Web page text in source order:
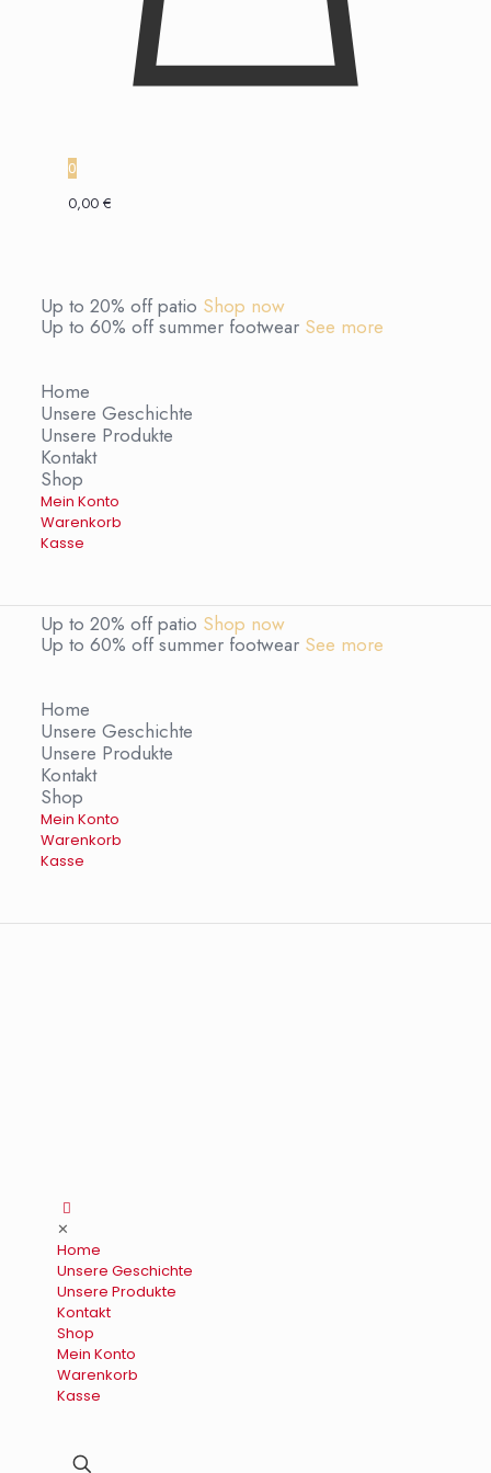
0
0,00 €
Up to 20% off patio Shop now
Up to 60% off summer footwear See more
Home
Unsere Geschichte
Unsere Produkte
Kontakt
Shop
Mein Konto
Warenkorb
Kasse
Up to 20% off patio Shop now
Up to 60% off summer footwear See more
Home
Unsere Geschichte
Unsere Produkte
Kontakt
Shop
Mein Konto
Warenkorb
Kasse
✕
Home
Unsere Geschichte
Unsere Produkte
Kontakt
Shop
Mein Konto
Warenkorb
Kasse